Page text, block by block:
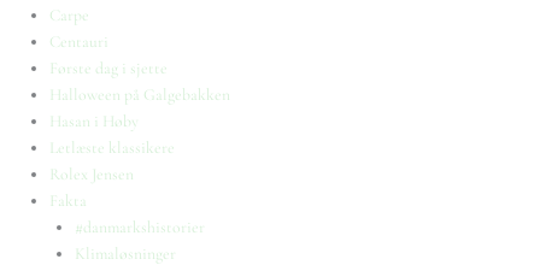
Carpe
Centauri
Første dag i sjette
Halloween på Galgebakken
Hasan i Høby
Letlæste klassikere
Rolex Jensen
Fakta
#danmarkshistorier
Klimaløsninger